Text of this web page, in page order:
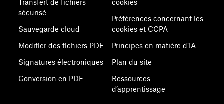
Transfert de fichiers
sécurisé
Sauvegarde cloud
Modifier des fichiers PDF
Signatures électroniques
Conversion en PDF
cookies
Préférences concernant les
cookies et CCPA
Principes en matière d’IA
Plan du site
Ressources
d’apprentissage